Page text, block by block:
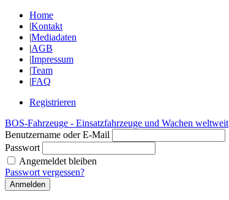
Home
|Kontakt
|Mediadaten
|AGB
|Impressum
|Team
|FAQ
Registrieren
BOS-Fahrzeuge - Einsatzfahrzeuge und Wachen weltweit
Benutzername oder E-Mail
Passwort
Angemeldet bleiben
Passwort vergessen?